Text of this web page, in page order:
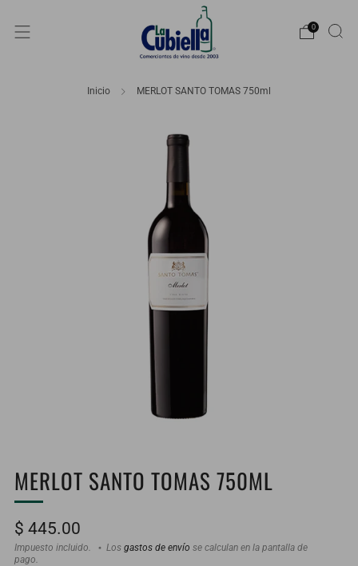
0
Inicio MERLOT SANTO TOMAS 750ml
MERLOT SANTO TOMAS 750ML
Precio
habitual
$ 445.00
Impuesto incluido. Los gastos de envío se calculan en la pantalla de
pago.